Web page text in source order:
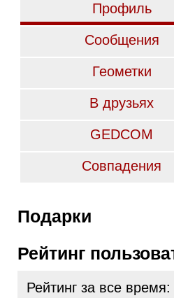
Профиль
Сообщения
Геометки
В друзьях
GEDCOM
Совпадения
Подарки
Рейтинг
Рейтинг за все время: